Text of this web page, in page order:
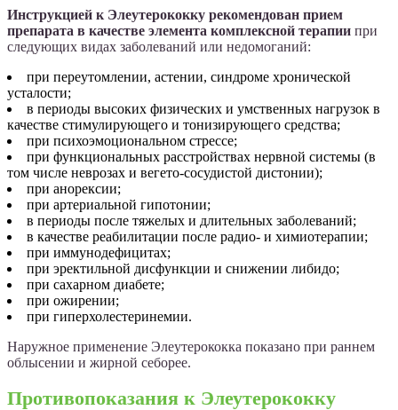
Инструкцией к Элеутерококку рекомендован прием
препарата в качестве элемента комплексной терапии при
следующих видах заболеваний или недомоганий:
при переутомлении, астении, синдроме хронической
усталости;
в периоды высоких физических и умственных нагрузок в
качестве стимулирующего и тонизирующего средства;
при психоэмоциональном стрессе;
при функциональных расстройствах нервной системы (в
том числе неврозах и вегето-сосудистой дистонии);
при анорексии;
при артериальной гипотонии;
в периоды после тяжелых и длительных заболеваний;
в качестве реабилитации после радио- и химиотерапии;
при иммунодефицитах;
при эректильной дисфункции и снижении либидо;
при сахарном диабете;
при ожирении;
при гиперхолестеринемии.
Наружное применение Элеутерококка показано при раннем
облысении и жирной себорее.
Противопоказания к Элеутерококку